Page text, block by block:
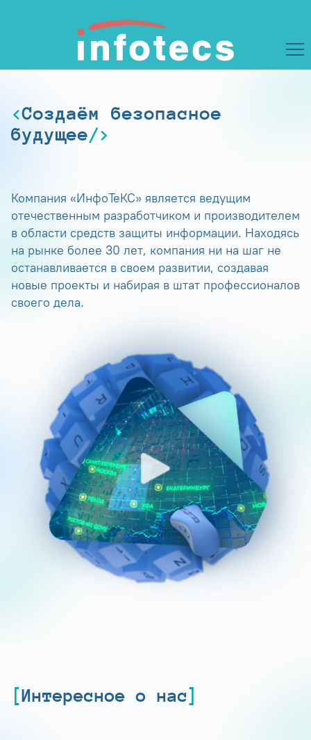
Создаём безопасное
будущее
Компания «ИнфоТеКС» является ведущим
отечественным разработчиком и производителем
в области средств защиты информации. Находясь
на рынке более 30 лет, компания ни на шаг не
останавливается в своем развитии, создавая
новые проекты и набирая в штат профессионалов
своего дела.
Интересное о нас